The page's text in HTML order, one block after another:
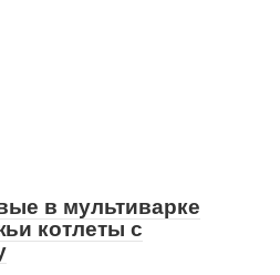
в мультиварке
котлеты с